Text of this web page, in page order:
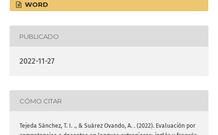
WORD
PUBLICADO
2022-11-27
CÓMO CITAR
Tejeda Sánchez, T. I. ., & Suárez Ovando, A. . (2022). Evaluación por